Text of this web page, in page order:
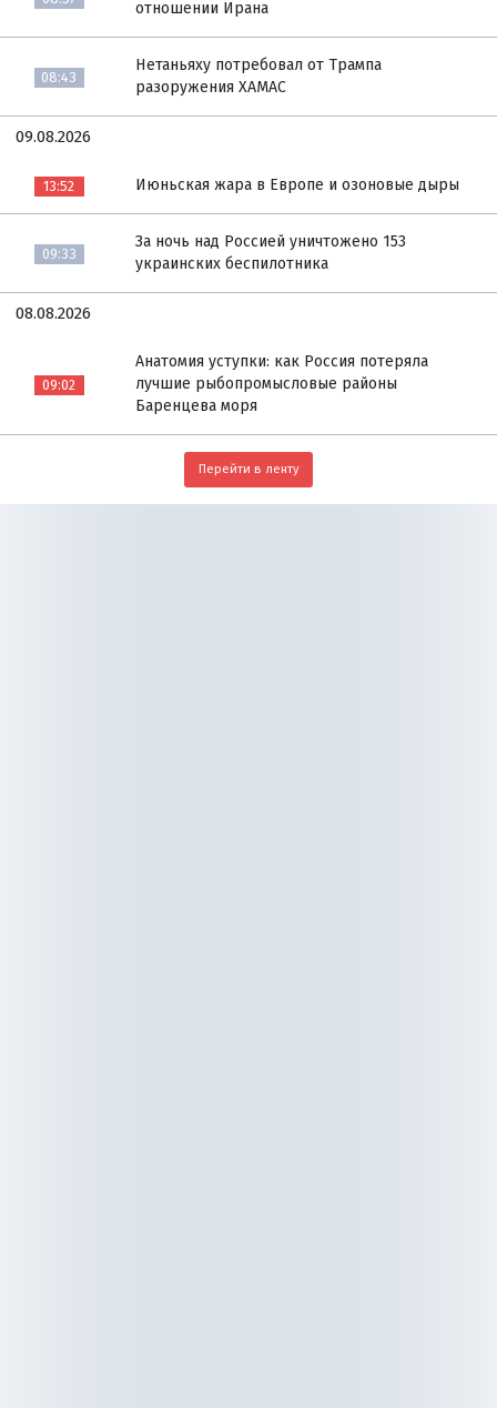
отношении Ирана
08:43
Нетаньяху потребовал от Трампа
разоружения ХАМАС
09.08.2026
13:52 Июньская жара в Европе и озоновые дыры
09:33
За ночь над Россией уничтожено 153
украинских беспилотника
08.08.2026
09:02
Анатомия уступки: как Россия потеряла
лучшие рыбопромысловые районы
Баренцева моря
Перейти в ленту